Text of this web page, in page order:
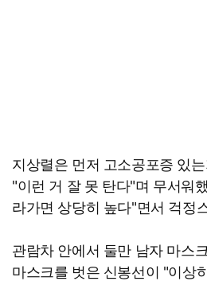
지상렬은 먼저 고소공포증 있
"이런 거 잘 못 탄다"며 무서워
라가면 상당히 높다"면서 걱정
관람차 안에서 둘만 남자 마스
마스크를 벗은 신봉선이 "이상